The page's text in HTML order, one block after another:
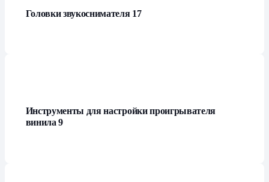
Головки звукоснимателя 17
Инструменты для настройки проигрывателя
винила9